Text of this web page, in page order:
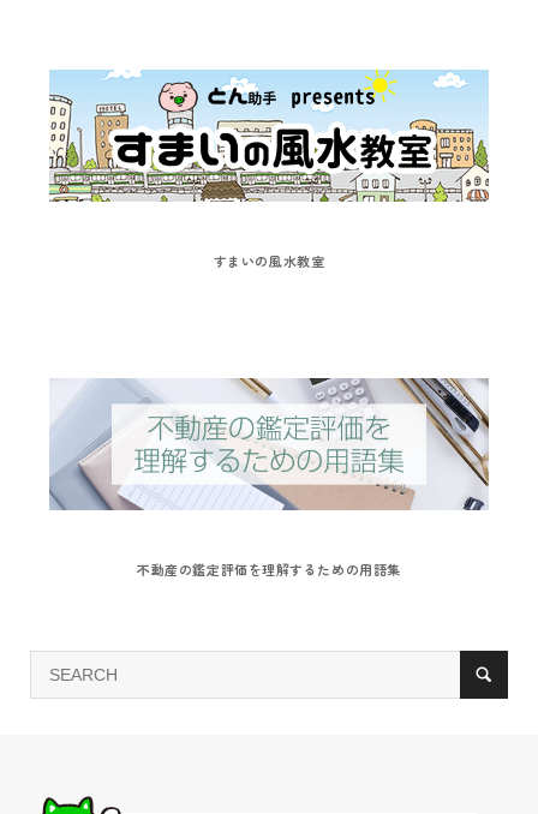
すまいの風水教室
不動産の鑑定評価を理解するための用語集